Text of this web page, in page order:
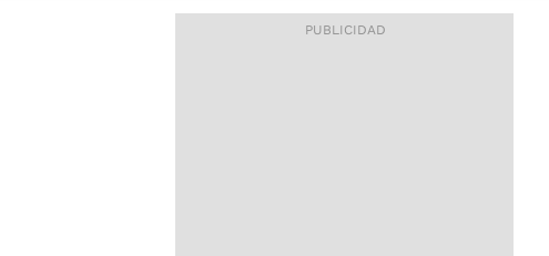
ACCESO FULL - $1.800/MES